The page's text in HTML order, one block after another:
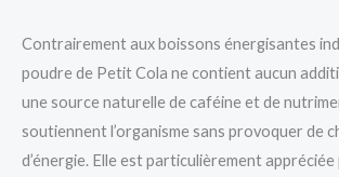
Contrairement aux boissons énergisantes
poudre de Petit Cola ne contient aucun
une source naturelle de caféine et de
soutiennent l’organisme sans provoquer de
d’énergie. Elle est particulièrement appréciée